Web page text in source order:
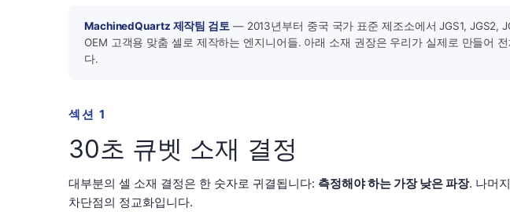
MachinedQuartz 제작팀 검토 — 2013년부터 중국 국가 표준 제조소에서 JGS1, JGS2,
OEM 고객용 맞춤 셀로 제작하는 엔지니어들. 아래 소재 권장은 우리가 실제로 만들어
다.
섹션 1
30초 큐벳 소재 결정
대부분의 셀 소재 결정은 한 숫자로 귀결됩니다: 측정해야 하는 가장 낮은 파장. 나머
차단점의 정교화입니다.